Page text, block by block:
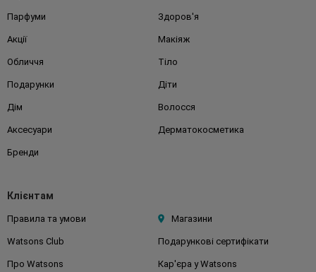
Парфуми Здоров'я
Акції Макіяж
Обличчя Тіло
Подарунки Діти
Дім Волосся
Аксесуари Дерматокосметика
Бренди
Клієнтам
Правила та умови Магазини
Watsons Club Подарункові сертифікати
Про Watsons Кар'єра у Watsons